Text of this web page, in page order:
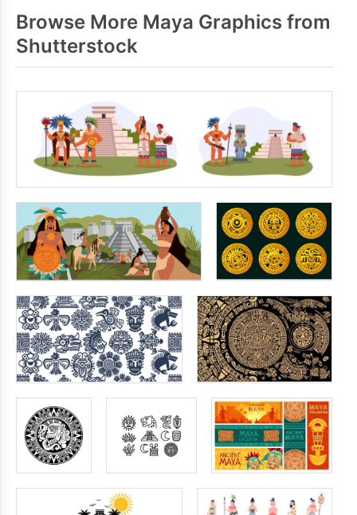
Browse More Maya Graphics from
Shutterstock